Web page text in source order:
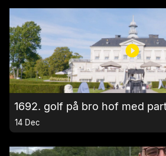
1692. golf på bro hof med
14 Dec